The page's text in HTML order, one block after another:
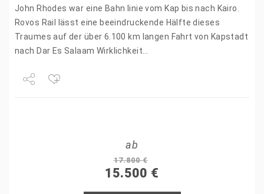
John Rhodes war eine Bahn linie vom Kap bis nach Kairo.
Rovos Rail lässt eine beeindruckende Hälfte dieses
Traumes auf der über 6.100 km langen Fahrt von Kapstadt
nach Dar Es Salaam Wirklichkeit…
ab
17.800 €
15.500 €